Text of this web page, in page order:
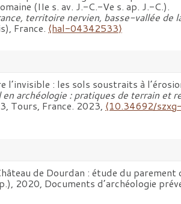
(IIe s. av. J.-C.-Ve s. ap. J.-C.).
territoire nervien, basse-vallée de
France. ⟨hal-04342533⟩
l’invisible : les sols soustraits à
en archéologie : pratiques de terrain et
Tours, France. 2023, ⟨10.34692/
de Dourdan : étude du parement
2020, Documents d’archéologie